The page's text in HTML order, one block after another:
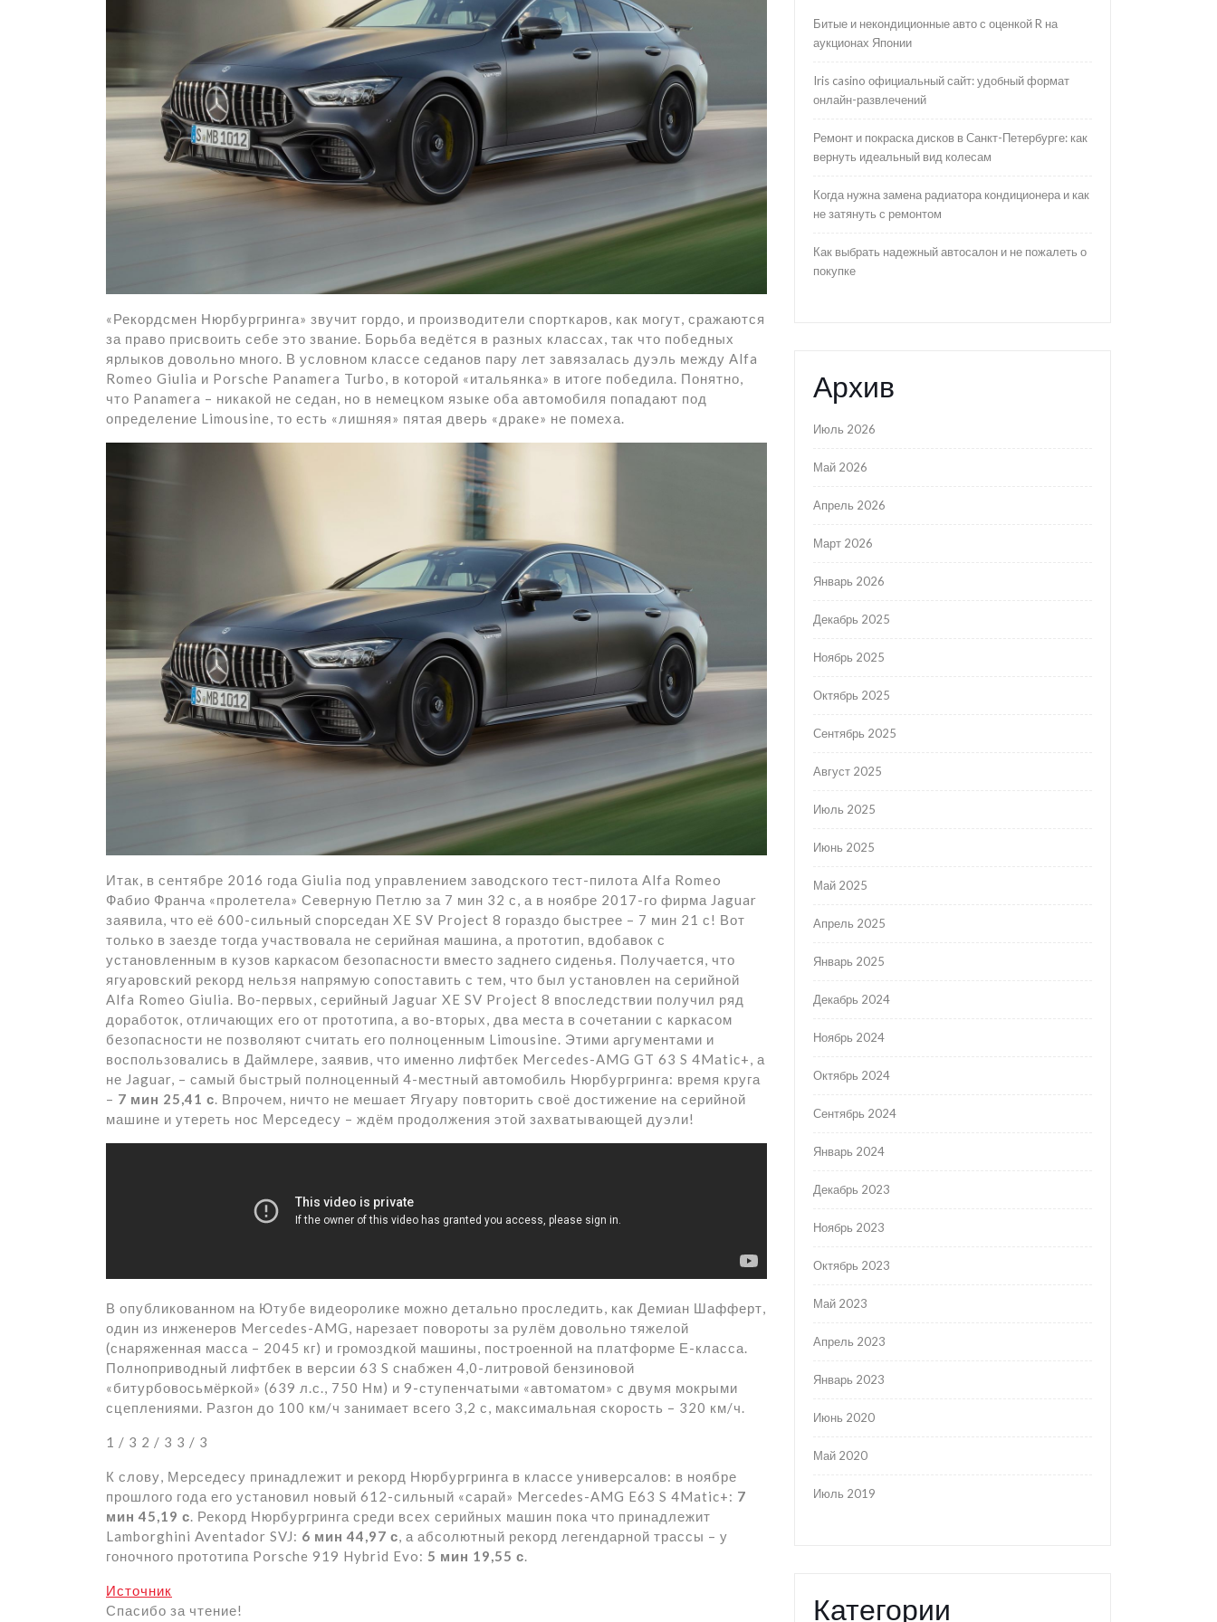
«Рекордсмен Нюрбургринга» звучит гордо, и производители спорткаров, как могут, сражаются
за право присвоить себе это звание. Борьба ведётся в разных классах, так что победных
ярлыков довольно много. В условном классе седанов пару лет завязалась дуэль между Alfa
Romeo Giulia и Porsche Panamera Turbo, в которой «итальянка» в итоге победила. Понятно,
что Panamera – никакой не седан, но в немецком языке оба автомобиля попадают под
определение Limousine, то есть «лишняя» пятая дверь «драке» не помеха.
Итак, в сентябре 2016 года Giulia под управлением заводского тест-пилота Alfa Romeo
Фабио Франча «пролетела» Северную Петлю за 7 мин 32 с, а в ноябре 2017-го фирма Jaguar
заявила, что её 600-сильный спорседан XE SV Project 8 гораздо быстрее – 7 мин 21 с! Вот
только в заезде тогда участвовала не серийная машина, а прототип, вдобавок с
установленным в кузов каркасом безопасности вместо заднего сиденья. Получается, что
ягуаровский рекорд нельзя напрямую сопоставить с тем, что был установлен на серийной
Alfa Romeo Giulia. Во-первых, серийный Jaguar XE SV Project 8 впоследствии получил ряд
доработок, отличающих его от прототипа, а во-вторых, два места в сочетании с каркасом
безопасности не позволяют считать его полноценным Limousine. Этими аргументами и
воспользовались в Даймлере, заявив, что именно лифтбек Mercedes-AMG GT 63 S 4Matic+, а
не Jaguar, – самый быстрый полноценный 4-местный автомобиль Нюрбургринга: время круга
– 7 мин 25,41 с. Впрочем, ничто не мешает Ягуару повторить своё достижение на серийной
машине и утереть нос Мерседесу – ждём продолжения этой захватывающей дуэли!
В опубликованном на Ютубе видеоролике можно детально проследить, как Демиан Шафферт,
один из инженеров Mercedes-AMG, нарезает повороты за рулём довольно тяжелой
(снаряженная масса – 2045 кг) и громоздкой машины, построенной на платформе Е-класса.
Полноприводный лифтбек в версии 63 S снабжен 4,0-литровой бензиновой
«битурбовосьмёркой» (639 л.с., 750 Нм) и 9-ступенчатыми «автоматом» с двумя мокрыми
сцеплениями. Разгон до 100 км/ч занимает всего 3,2 с, максимальная скорость – 320 км/ч.
1 / 3 2 / 3 3 / 3
К слову, Мерседесу принадлежит и рекорд Нюрбургринга в классе универсалов: в ноябре
прошлого года его установил новый 612-сильный «сарай» Mercedes-AMG E63 S 4Matic+: 7
мин 45,19 с. Рекорд Нюрбургринга среди всех серийных машин пока что принадлежит
Lamborghini Aventador SVJ: 6 мин 44,97 с, а абсолютный рекорд легендарной трассы – у
гоночного прототипа Porsche 919 Hybrid Evo: 5 мин 19,55 с.
Источник
Спасибо за чтение!
Битые и некондиционные авто с оценкой R на
аукционах Японии
Iris casino официальный сайт: удобный формат
онлайн-развлечений
Ремонт и покраска дисков в Санкт-Петербурге: как
вернуть идеальный вид колесам
Когда нужна замена радиатора кондиционера и как
не затянуть с ремонтом
Как выбрать надежный автосалон и не пожалеть о
покупке
Архив
Июль 2026
Май 2026
Апрель 2026
Март 2026
Январь 2026
Декабрь 2025
Ноябрь 2025
Октябрь 2025
Сентябрь 2025
Август 2025
Июль 2025
Июнь 2025
Май 2025
Апрель 2025
Январь 2025
Декабрь 2024
Ноябрь 2024
Октябрь 2024
Сентябрь 2024
Январь 2024
Декабрь 2023
Ноябрь 2023
Октябрь 2023
Май 2023
Апрель 2023
Январь 2023
Июнь 2020
Май 2020
Июль 2019
Категории